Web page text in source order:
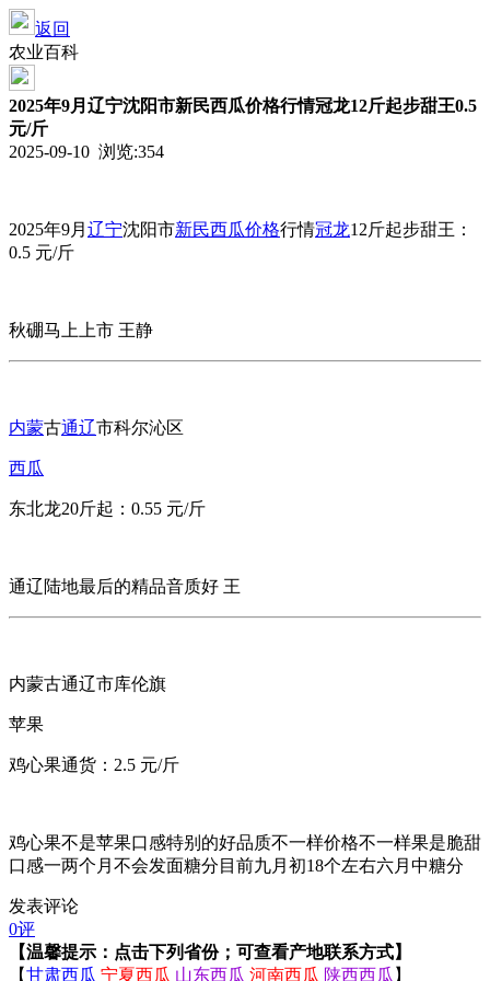
返回
农业百科
2025年9月辽宁沈阳市新民西瓜价格行情冠龙12斤起步甜王0.5
元/斤
2025-09-10 浏览:354
2025年9月 辽宁沈阳市新民西瓜价格行情冠龙12斤起步甜王：
0.5 元/斤
秋硼马上上市 王静
内蒙古通辽市科尔沁区
西瓜
东北龙20斤起：0.55 元/斤
通辽陆地最后的精品音质好 王
内蒙古通辽市库伦旗
苹果
鸡心果通货：2.5 元/斤
鸡心果不是苹果口感特别的好品质不一样价格不一样果是脆甜
口感一两个月不会发面糖分目前九月初18个左右六月中糖分
发表评论
0评
【温馨提示：点击下列省份；可查看产地联系方式】
【甘肃西瓜 宁夏西瓜 山东西瓜 河南西瓜 陕西西瓜 】